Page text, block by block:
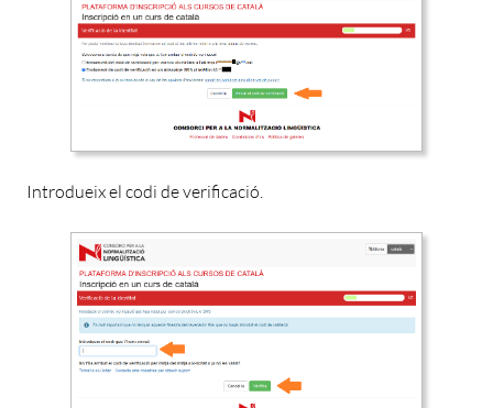
Introdueix el codi de verificació.